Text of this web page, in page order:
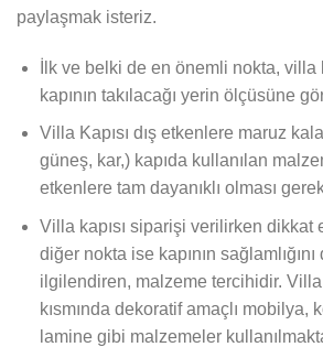
paylaşmak isteriz.
İlk ve belki de en önemli nokta, villa
kapının takılacağı yerin ölçüsüne
Villa Kapısı dış etkenlere maruz
güneş, kar,) kapıda kullanılan
etkenlere tam dayanıklı olması
Villa kapısı siparişi verilirken dikkat
diğer nokta ise kapının
ilgilendiren, malzeme tercihidir. Villa
kısmında dekoratif amaçlı mobilya,
lamine gibi malzemeler